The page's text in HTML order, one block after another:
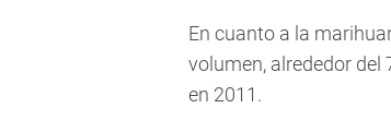
En cuanto a la
volumen, alrededor del
en 2011.